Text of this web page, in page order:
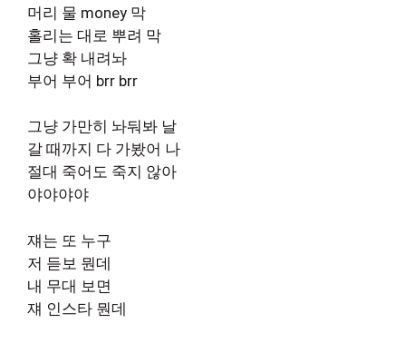
머리 물 money 막
홀리는 대로 뿌려 막
그냥 확 내려놔
부어 부어 brr brr
그냥 가만히 놔둬봐 날
갈 때까지 다 가봤어 나
절대 죽어도 죽지 않아
야야야야
쟤는 또 누구
저 듣보 뭔데
내 무대 보면
쟤 인스타 뭔데